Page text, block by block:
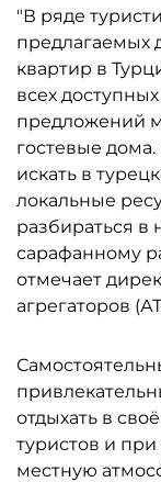
"В ряде
предлагаемых
квартир в
всех
предложений
гостевые
искать в
локальные
разбираться в
сарафанному
отмечает
агрегаторов
отдыхать в
туристов и
местную